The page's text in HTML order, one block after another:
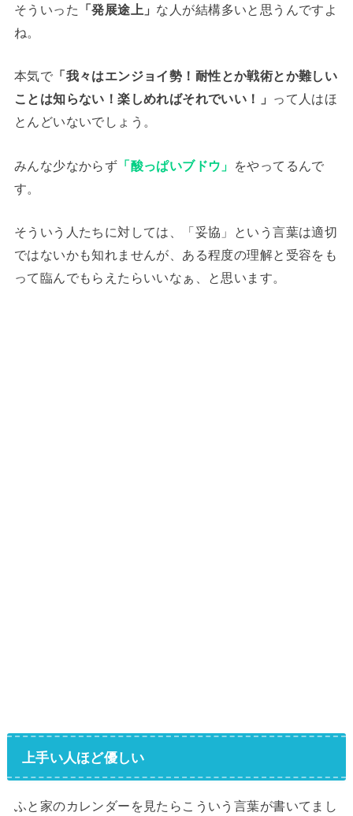
そういった 「発展途上」 な人が結構多いと思うんですよ
ね。
本気で 「我々はエンジョイ勢！耐性とか戦術とか難しい
ことは知らない！楽しめればそれでいい！」 って人はほ
とんどいないでしょう。
みんな少なからず 「酸っぱいブドウ」 をやってるんで
す。
そういう人たちに対しては、「妥協」という言葉は適切
ではないかも知れませんが、ある程度の理解と受容をも
って臨んでもらえたらいいなぁ、と思います。
上手い人ほど優しい
ふと家のカレンダーを見たらこういう言葉が書いてまし